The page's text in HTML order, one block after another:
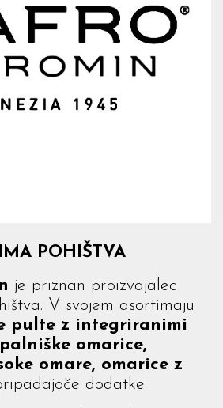
POHIŠTVA
je priznan proizvajalec
V svojem asortimaju
pulte z integriranimi
omarice,
omare, omarice z
dodatke.